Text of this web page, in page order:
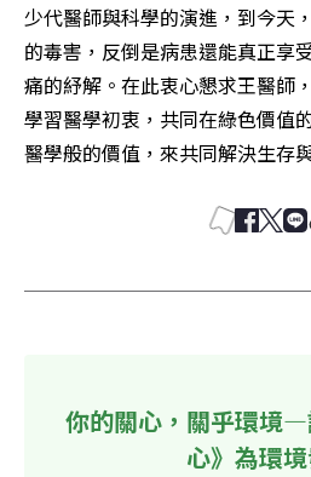
少代醫師與科學的演進，到今天
的毒害，反倒是病患還能真正享
痛的紓解。在此衷心懇求王醫師
學習醫學初衷，共同在綠色價值
醫學般的價值，來共同解決生存
你的關心，關乎環境
心》為環